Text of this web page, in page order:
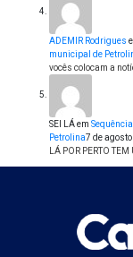
ADEMIR Rodrigues
municipal de
vocês colocam a
SEI LÁem
Petrolina7 de
LÁ POR PERTO